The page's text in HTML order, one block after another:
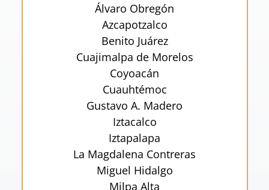
Álvaro Obregón
Azcapotzalco
Benito Juárez
Cuajimalpa de Morelos
Coyoacán
Cuauhtémoc
Gustavo A. Madero
Iztacalco
Iztapalapa
La Magdalena Contreras
Miguel Hidalgo
Milpa Alta